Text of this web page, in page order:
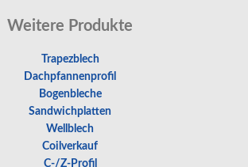
Weitere Produkte
Trapezblech
Dachpfannenprofil
Bogenbleche
Sandwichplatten
Wellblech
Coilverkauf
C-/Z-Profil